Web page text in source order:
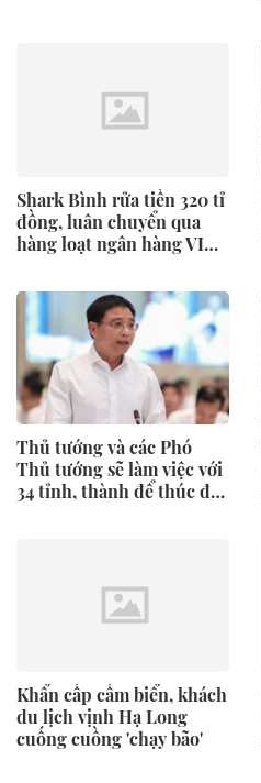
Shark Bình rửa tiền 320 tỉ
đồng, luân chuyển qua
hàng loạt ngân hàng VIB,
Techcombank, Eximbank,
MBbank…
Thủ tướng và các Phó
Thủ tướng sẽ làm việc với
34 tỉnh, thành để thúc đẩy
Khẩn cấp cấm biển, khách
du lịch vịnh Hạ Long
cuống cuồng 'chạy bão'